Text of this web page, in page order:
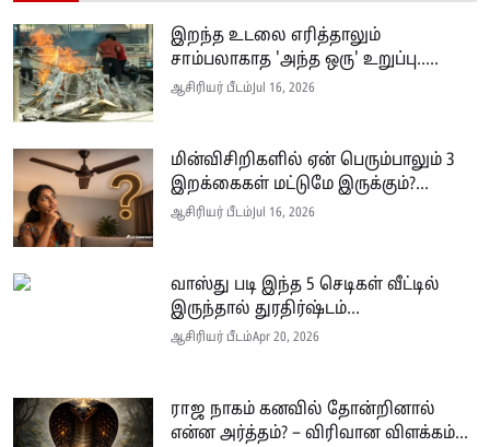
இறந்த உடலை எரித்தாலும்
சாம்பலாகாத 'அந்த ஒரு' உறுப்பு.....
ஆசிரியர் பீடம் Jul 16, 2026
மின்விசிறிகளில் ஏன் பெரும்பாலும் 3
இறக்கைகள் மட்டுமே இருக்கும்?...
ஆசிரியர் பீடம் Jul 16, 2026
வாஸ்து படி இந்த 5 செடிகள் வீட்டில்
இருந்தால் துரதிர்ஷ்டம்...
ஆசிரியர் பீடம்Apr 20, 2026
ராஜ நாகம் கனவில் தோன்றினால்
என்ன அர்த்தம்? – விரிவான விளக்கம்...